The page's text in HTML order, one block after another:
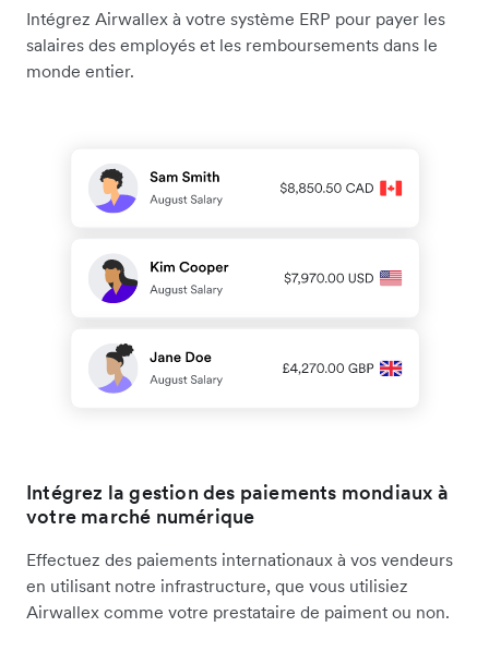
Intégrez Airwallex à votre système ERP pour payer les
salaires des employés et les remboursements dans le
monde entier.
Intégrez la gestion des paiements mondiaux à
votre marché numérique
Effectuez des paiements internationaux à vos vendeurs
en utilisant notre infrastructure, que vous utilisiez
Airwallex comme votre prestataire de paiment ou non.